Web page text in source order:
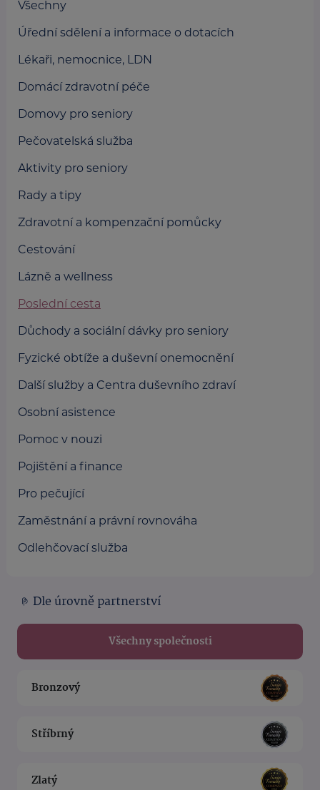
Všechny
Úřední sdělení a informace o dotacích
Lékaři, nemocnice, LDN
Domácí zdravotní péče
Domovy pro seniory
Pečovatelská služba
Aktivity pro seniory
Rady a tipy
Zdravotní a kompenzační pomůcky
Cestování
Lázně a wellness
Poslední cesta
Důchody a sociální dávky pro seniory
Fyzické obtíže a duševní onemocnění
Další služby a Centra duševního zdraví
Osobní asistence
Pomoc v nouzi
Pojištění a finance
Pro pečující
Zaměstnání a právní rovnováha
Odlehčovací služba
Dle úrovně partnerství
Všechny společnosti
Bronzový
Stříbrný
Zlatý